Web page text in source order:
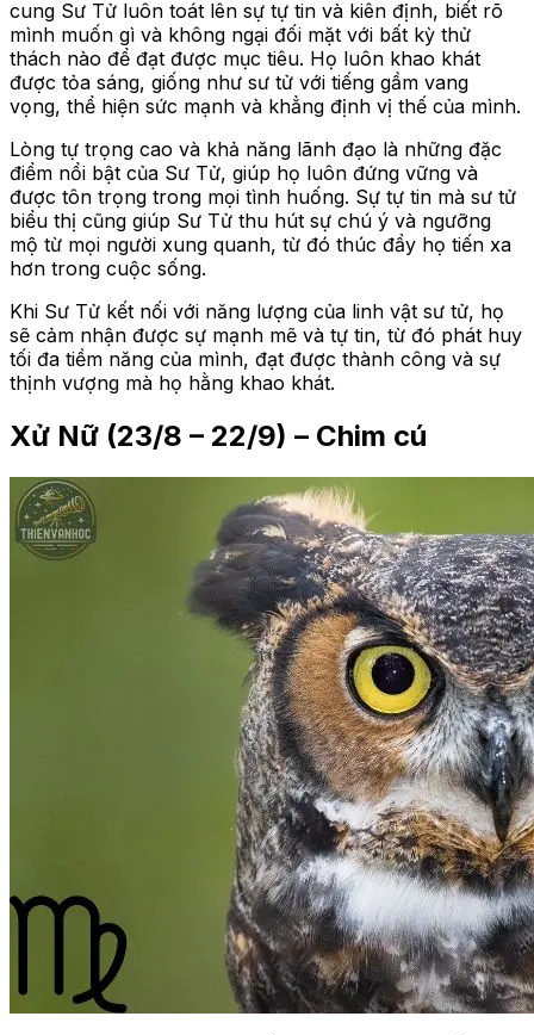
cung Sư Tử luôn toát lên sự tự tin và kiên định, biết rõ
mình muốn gì và không ngại đối mặt với bất kỳ thử
thách nào để đạt được mục tiêu. Họ luôn khao khát
được tỏa sáng, giống như sư tử với tiếng gầm vang
vọng, thể hiện sức mạnh và khẳng định vị thế của mình.
Lòng tự trọng cao và khả năng lãnh đạo là những đặc
điểm nổi bật của Sư Tử, giúp họ luôn đứng vững và
được tôn trọng trong mọi tình huống. Sự tự tin mà sư tử
biểu thị cũng giúp Sư Tử thu hút sự chú ý và ngưỡng
mộ từ mọi người xung quanh, từ đó thúc đẩy họ tiến xa
hơn trong cuộc sống.
Khi Sư Tử kết nối với năng lượng của linh vật sư tử, họ
sẽ cảm nhận được sự mạnh mẽ và tự tin, từ đó phát huy
tối đa tiềm năng của mình, đạt được thành công và sự
thịnh vượng mà họ hằng khao khát.
Xử Nữ (23/8 – 22/9) – Chim cú